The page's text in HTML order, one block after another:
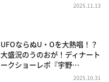
2025.11.13
UFOならぬU・Oを大熱唱！？
大盛況のうのおが！ディナート
ークショーレポ『宇野…
2025.10.31